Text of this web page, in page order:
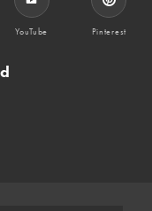
YouTube Pinterest